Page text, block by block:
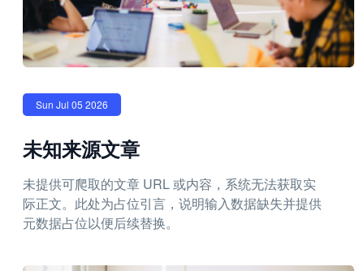
Sun Jul 05 2026
未知来源文章
未提供可爬取的文章 URL 或内容，系统无法获取实
际正文。此处为占位引言，说明输入数据缺失并提供
元数据占位以便后续替换。